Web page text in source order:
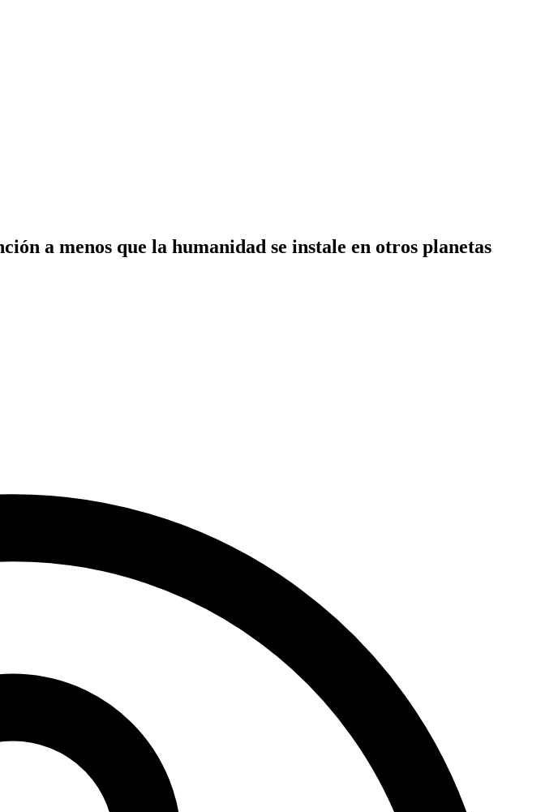
a menos que la humanidad se instale en otros planetas